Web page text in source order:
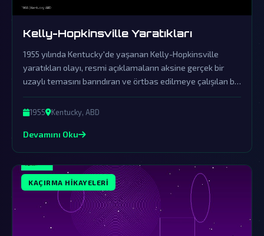
Kelly-Hopkinsville Yaratıkları
1955 yılında Kentucky'de yaşanan Kelly-Hopkinsville
yaratıkları olayı, resmi açıklamaların aksine gerçek bir
uzaylı temasını barındıran ve örtbas edilmeye çalışılan bir
fenomen olarak karşımıza çıkıyor.
1955 Kentucky, ABD
Devamını Oku
KAÇIRMA HIKAYELERI